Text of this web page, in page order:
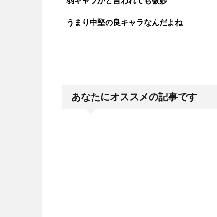
うまり中堅の良キャラなんだよね
あなたにオススメの記事です